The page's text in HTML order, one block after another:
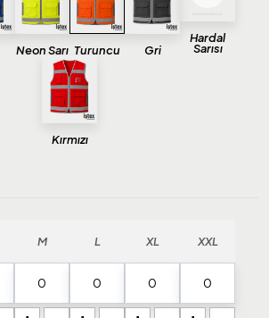
Neon Sarı Turuncu Gri
Hardal
Sarısı
Kırmızı
M L XL XXL